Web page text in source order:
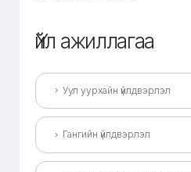
Үйл ажиллагаа
Уул уурхайн үйлдвэрлэл
Гангийн үйлдвэрлэл